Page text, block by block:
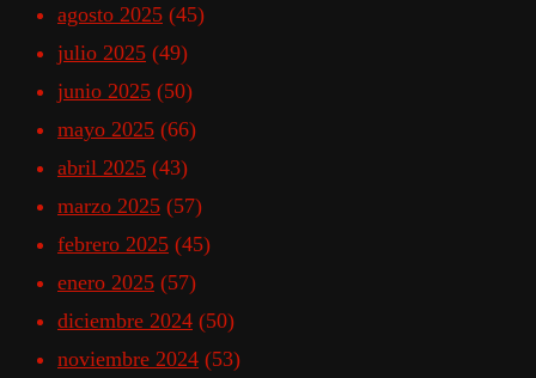
agosto 2025 (45)
julio 2025 (49)
junio 2025 (50)
mayo 2025 (66)
abril 2025 (43)
marzo 2025 (57)
febrero 2025 (45)
enero 2025 (57)
diciembre 2024 (50)
noviembre 2024 (53)